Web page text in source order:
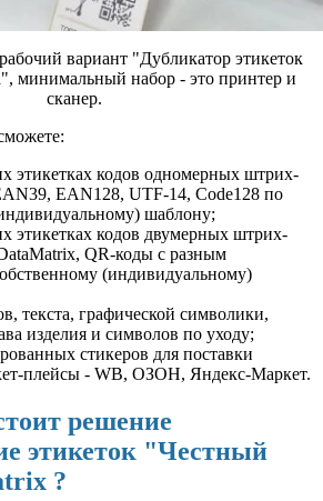
вариант "Дубликатор этикеток
минимальный набор - это принтер и
сканер.
этикетках кодов одномерных штрих-
EAN128, UTF-14, Code128 по
шаблону;
этикетках кодов двумерных штрих-
QR-коды с разным
(индивидуальному)
текста, графической символики,
изделия и символов по уходу;
стикеров для поставки
плейсы - WB, ОЗОН, Яндекс-Маркет.
решение
этикеток "Честный
?